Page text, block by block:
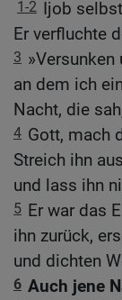
1-2 Ijob
Er verfluchte
3
an dem ich
Nacht, die
4 Gott, mach
Streich ihn
und lass ihn
5 Er war das
ihn zurück,
und dichten
6 Auch jene